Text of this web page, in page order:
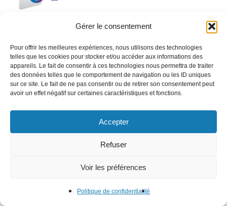
Gérer le consentement
Pour offrir les meilleures expériences, nous utilisons des technologies
telles que les cookies pour stocker et/ou accéder aux informations des
appareils. Le fait de consentir à ces technologies nous permettra de traiter
des données telles que le comportement de navigation ou les ID uniques
sur ce site. Le fait de ne pas consentir ou de retirer son consentement peut
avoir un effet négatif sur certaines caractéristiques et fonctions.
Accepter
Refuser
Voir les préférences
Politique de confidentialité
Le management énergétique et environnemental au
énergétiques et votre empreinte sur l’environnement.
ENERGIE
TEEO OCEAN